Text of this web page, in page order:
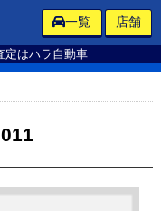
定はハラ自動車
一覧 店舗